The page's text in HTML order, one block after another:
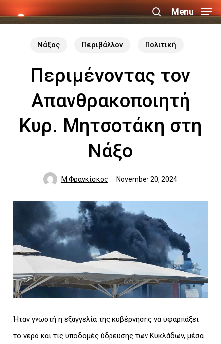
to
search
Menu
Νάξος Περιβάλλον Πολιτική
Περιμένοντας τον
Απανθρακοποιητή
Κυρ. Μητσοτάκη στη
Νάξο
Μ.Φραγκίσκος November 20, 2024
Ήταν γνωστή η εξαγγελία της κυβέρνησης να υφαρπάξει
το νερό και τις υποδομές ύδρευσης των Κυκλάδων, μέσα